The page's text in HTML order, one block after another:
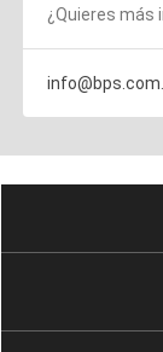
¿Quieres más